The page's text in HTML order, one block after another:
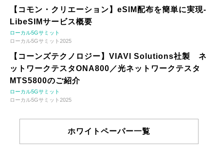
【コモン・クリエーション】eSIM配布を簡単に実現-
LibeSIMサービス概要
ローカル5Gサミット
ローカル5Gサミット2025
【コーンズテクノロジー】VIAVI Solutions社製 ネ
ットワークテスタONA800／光ネットワークテスタ
MTS5800のご紹介
ローカル5Gサミット
ローカル5Gサミット2025
ホワイトペーパー一覧